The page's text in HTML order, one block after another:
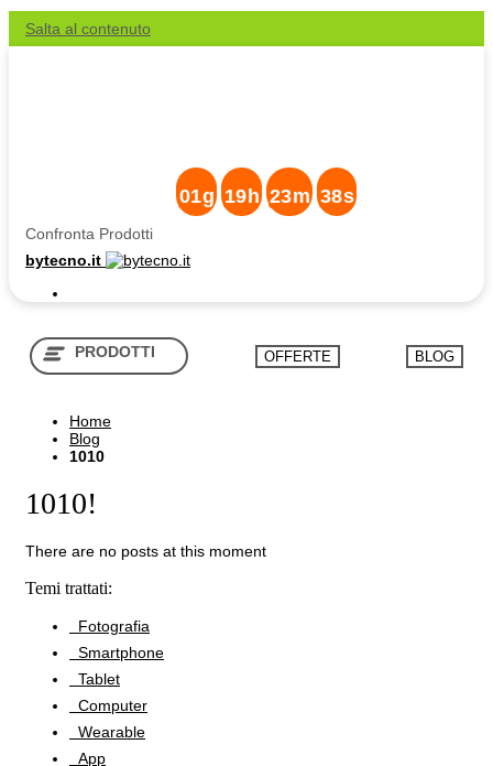
Salta al contenuto
01g 19 h 23m 38s
Confronta Prodotti
bytecno.it
PRODOTTI
Shop in Shop
OFFERTE BLOG
Home
Blog
1010
1010!
There are no posts at this moment
Temi trattati:
Fotografia
Smartphone
Tablet
Computer
Wearable
App